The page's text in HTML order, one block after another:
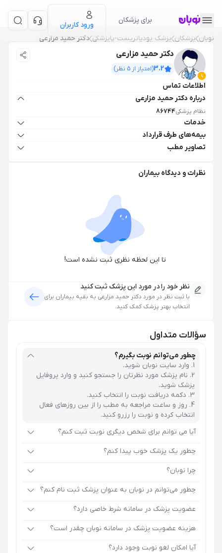
برای پزشکان
ورود کاربران
نوبان پزشکان پزشک پودیاتریست-پاپزشکی دکتر حمید مزارعی
دکتر حمید مزارعی
3.2(امتیاز از 5 نظر)
اطلاعات تماس
درباره دکتر حمید مزارعی
نظام پزشکی86744
خدمات
بیمه‌های طرف قرارداد
تصاویر مطب
نظرات و دیدگاه بیماران
تا این لحظه نظری ثبت نشده است!
نظر خود را در مورد این پزشک ثبت کنید
با ثبت نظر در مورد دکتر حمید مزارعی به بقیه بیماران برای
انتخاب بهتر پزشک کمک کنید.
سؤالات متداول
چطور می‌توانم نوبت بگیرم؟
وارد سایت نوبان شوید.
نام پزشک مورد نظرتان را جستجو کنید و وارد پروفایل
پزشک شوید.
دکمه دریافت نوبت را انتخاب کنید.
روز و ساعت مراجعه به مطب را از بین روزهای فعال
انتخاب کرده و نوبت را رزرو کنید.
آیا می توانم برای شخص دیگری نوبت ثبت کنم؟
چطور یک پزشک خوب پیدا کنم؟
چرا نوبان؟
چطور می‌توانم در نوبان به عنوان پزشک ثبت نام کنم؟
عضویت پزشک در سامانه شرط خاصی دارد؟
هزینه عضویت پزشک در سامانه نوبان چقدر است؟
آیا امکان لغو نوبت وجود دارد؟